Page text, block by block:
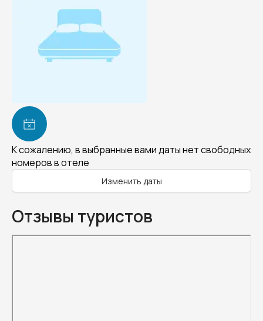
К сожалению, в выбранные вами даты нет свободных
номеров в отеле
Изменить даты
Отзывы туристов